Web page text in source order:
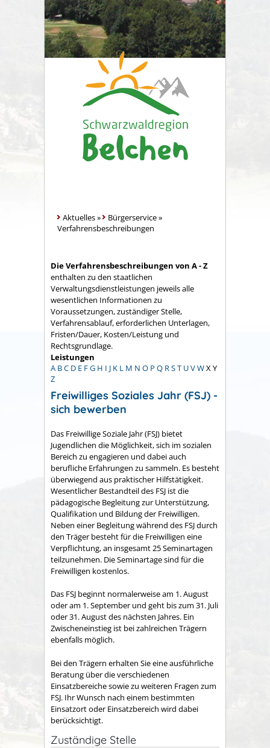
Aktuelles» Bürgerservice»
Verfahrensbeschreibungen
Die Verfahrensbeschreibungen von A - Z
enthalten zu den staatlichen
Verwaltungsdienstleistungen jeweils alle
wesentlichen Informationen zu
Voraussetzungen, zuständiger Stelle,
Verfahrensablauf, erforderlichen Unterlagen,
Fristen/Dauer, Kosten/Leistung und
Rechtsgrundlage.
Leistungen
A BC D E FG H I J K L M N O P Q RST UVWX Y
Z
Freiwilliges Soziales Jahr (FSJ) -
sich bewerben
Das Freiwillige Soziale Jahr (FSJ) bietet
Jugendlichen die Möglichkeit, sich im sozialen
Bereich zu engagieren und dabei auch
berufliche Erfahrungen zu sammeln. Es besteht
überwiegend aus praktischer Hilfstätigkeit.
Wesentlicher Bestandteil des FSJ ist die
pädagogische Begleitung zur Unterstützung,
Qualifikation und Bildung der Freiwilligen.
Neben einer Begleitung während des FSJ durch
den Träger besteht für die Freiwilligen eine
Verpflichtung, an insgesamt 25 Seminartagen
teilzunehmen. Die Seminartage sind für die
Freiwilligen kostenlos.
Das FSJ beginnt normalerweise am 1. August
oder am 1. September und geht bis zum 31. Juli
oder 31. August des nächsten Jahres. Ein
Zwischeneinstieg ist bei zahlreichen Trägern
ebenfalls möglich.
Bei den Trägern erhalten Sie eine ausführliche
Beratung über die verschiedenen
Einsatzbereiche sowie zu weiteren Fragen zum
FSJ. Ihr Wunsch nach einem bestimmten
Einsatzort oder Einsatzbereich wird dabei
berücksichtigt.
Zuständige Stelle